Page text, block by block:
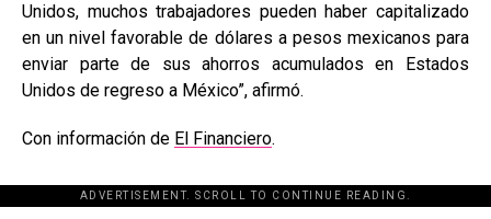
Unidos, muchos trabajadores pueden haber capitalizado
en un nivel favorable de dólares a pesos mexicanos para
enviar parte de sus ahorros acumulados en Estados
Unidos de regreso a México”, afirmó.
Con información de El Financiero.
ADVERTISEMENT. SCROLL TO CONTINUE READING.
[adsforwp id="243463"]